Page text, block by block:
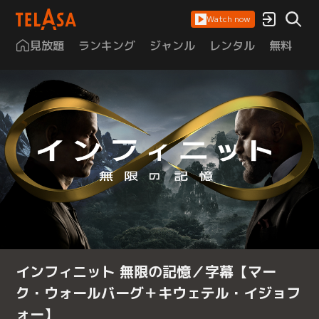
Watch now
見放題 ランキング ジャンル レンタル 無料
インフィニット 無限の記憶／字幕【マー
ク・ウォールバーグ＋キウェテル・イジョフ
ォー】